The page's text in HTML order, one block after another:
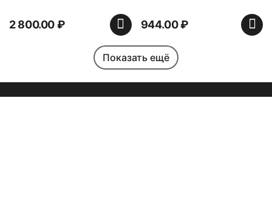
2 800.00₽ 944.00₽
Показать ещё